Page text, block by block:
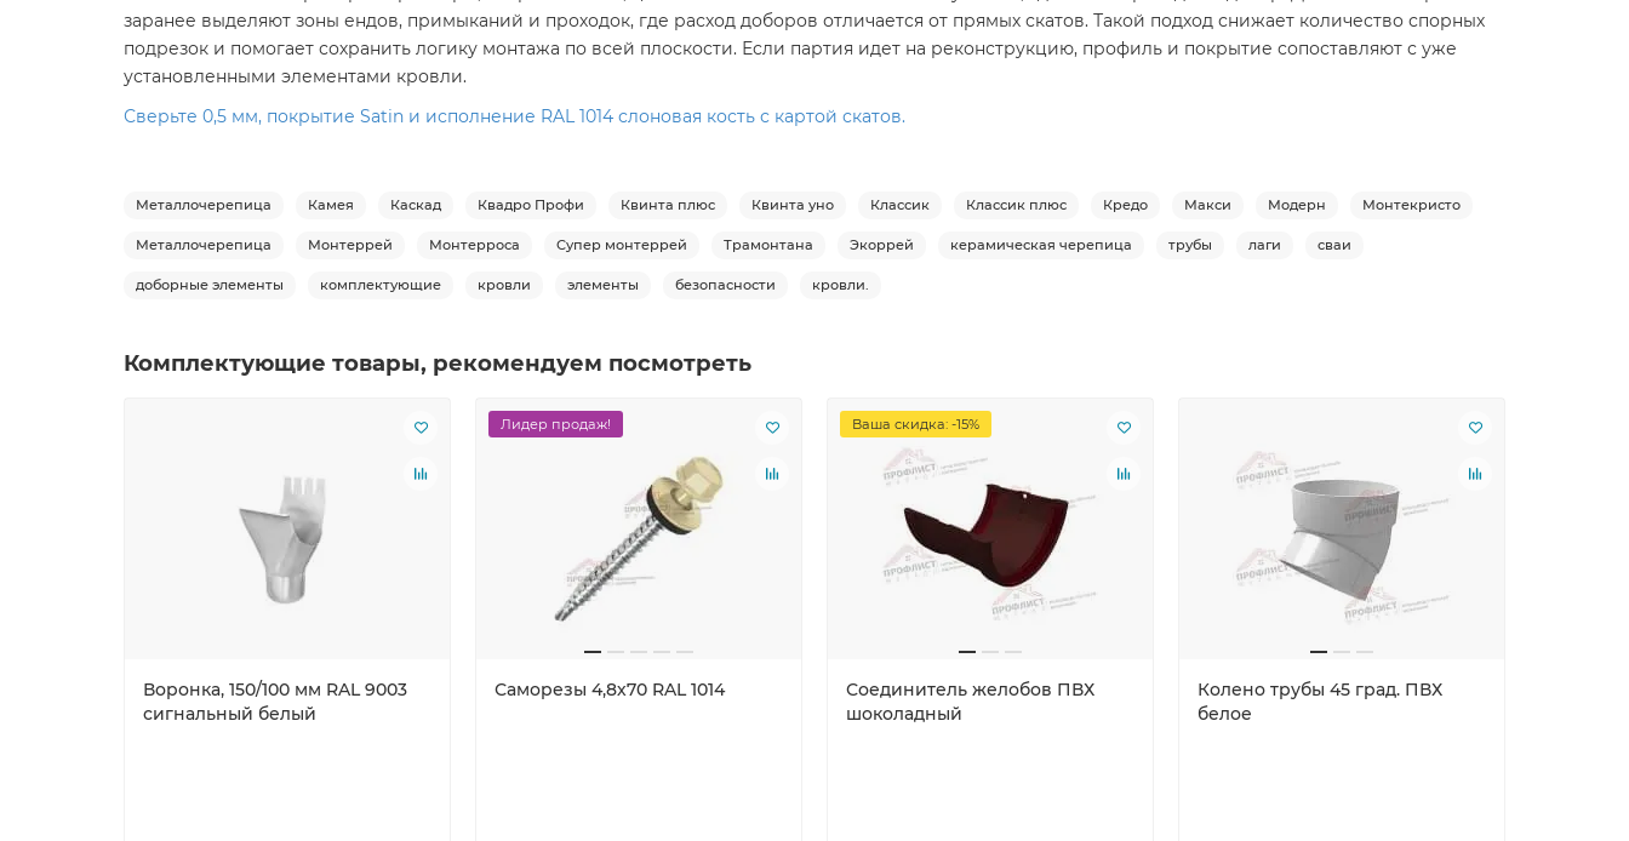
заранее выделяют зоны ендов, примыканий и проходок, где расход доборов отличается от прямых скатов. Такой подход снижает количество спорных
подрезок и помогает сохранить логику монтажа по всей плоскости. Если партия идет на реконструкцию, профиль и покрытие сопоставляют с уже
установленными элементами кровли.
Сверьте 0,5 мм, покрытие Satin и исполнение RAL 1014 слоновая кость с картой скатов.
Металлочерепица Камея Каскад Квадро Профи Квинта плюс Квинта уно Классик Классик плюс Кредо Макси Модерн Монтекристо
Металлочерепица Монтеррей Монтерроса Супер монтеррей Трамонтана Экоррей керамическая черепица трубы лаги сваи
доборные элементы комплектующие кровли элементы безопасности кровли.
Комплектующие товары, рекомендуем посмотреть
Воронка, 150/100 мм RAL 9003
сигнальный белый
Лидер продаж!
Саморезы 4,8х70 RAL 1014
Ваша скидка: -15%
Соединитель желобов ПВХ
шоколадный
Колено трубы 45 град. ПВХ
белое